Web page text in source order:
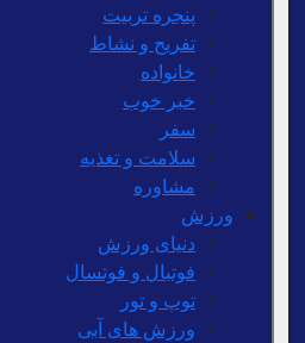
پنجره تربیت
تفریح و نشاط
خانواده
خبر خوب
سفر
سلامت و تغذیه
مشاوره
ورزش
دنیای ورزش
فوتبال و فوتسال
توپ و تور
ورزش های آبی